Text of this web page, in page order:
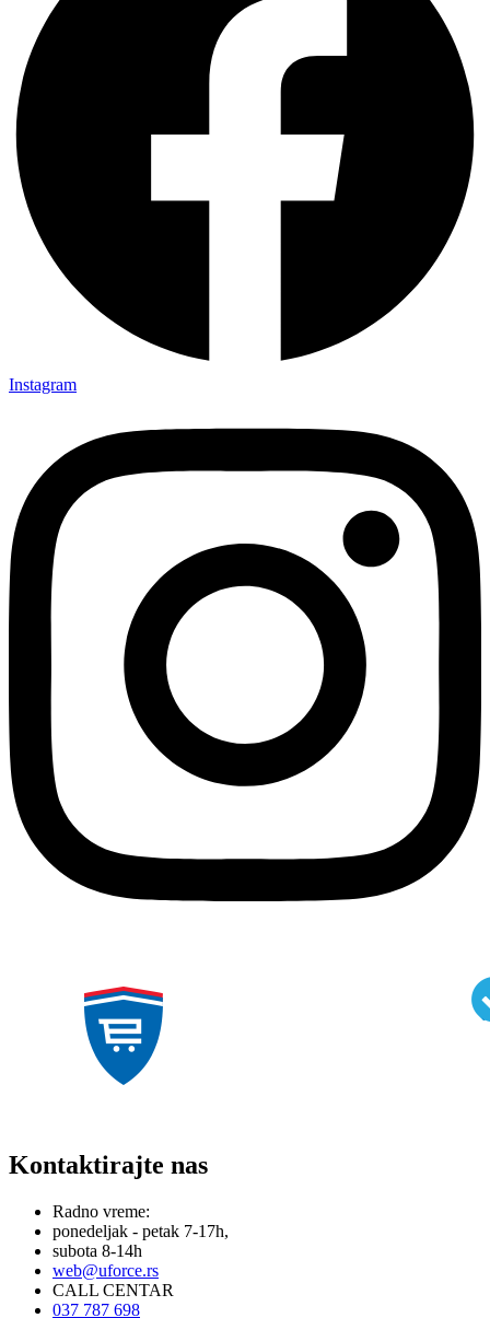
Instagram
Kontaktirajte nas
Radno vreme:
ponedeljak - petak 7-17h,
subota 8-14h
web@uforce.rs
CALL CENTAR
037 787 698